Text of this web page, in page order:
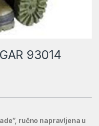
93014
ručno napravljena u